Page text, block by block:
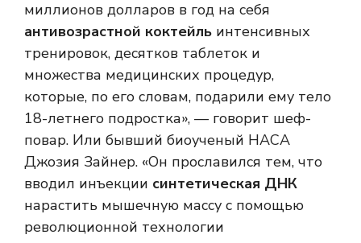
миллионов долларов в год на себя
антивозрастной коктейль интенсивных
тренировок, десятков таблеток и
множества медицинских процедур,
которые, по его словам, подарили ему тело
18-летнего подростка», — говорит шеф-
повар. Или бывший биоученый НАСА
Джозия Зайнер. «Он прославился тем, что
вводил инъекции синтетическая ДНК
нарастить мышечную массу с помощью
революционной технологии